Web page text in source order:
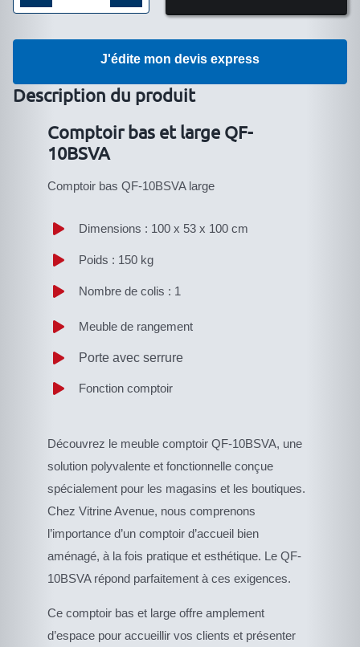
et
QF-
10BSVA
J'édite mon devis express
Description du produit
Comptoir bas et large QF-
10BSVA
Comptoir bas QF-10BSVA large
Dimensions : 100 x 53 x 100 cm
Poids : 150 kg
Nombre de colis : 1
Meuble de rangement
Porte avec serrure
Fonction comptoir
Découvrez le meuble comptoir QF-10BSVA, une
solution polyvalente et fonctionnelle conçue
spécialement pour les magasins et les boutiques.
Chez Vitrine Avenue, nous comprenons
l’importance d’un comptoir d’accueil bien
aménagé, à la fois pratique et esthétique. Le QF-
10BSVA répond parfaitement à ces exigences.
Ce comptoir bas et large offre amplement
d’espace pour accueillir vos clients et présenter